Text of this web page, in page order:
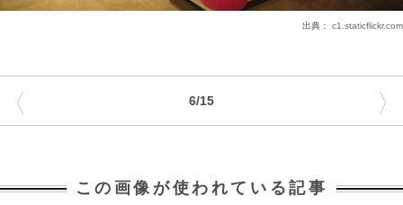
出典： c1.staticflickr.com
6/15
〈 〉
この画像が使われている記事